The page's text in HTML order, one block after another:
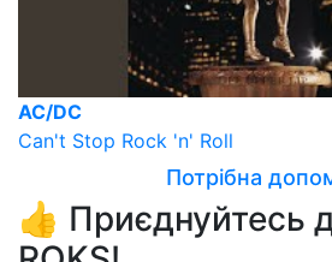
AC/DC
Can't Stop Rock 'n' Roll
Потрібна
👍 Приєднуйтесь